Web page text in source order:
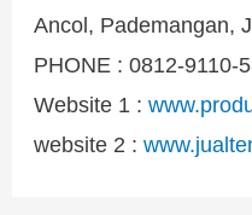
Ancol, Pademangan,
PHONE : 0812-9110-
Website 1 :
website 2 :